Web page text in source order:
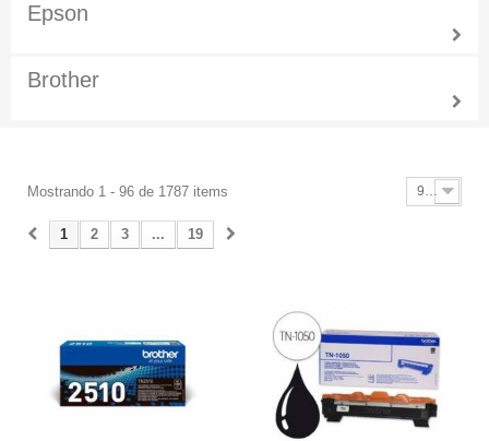
Epson
Brother
Mostrando 1 - 96 de 1787 items 96
1 2 3 ... 19